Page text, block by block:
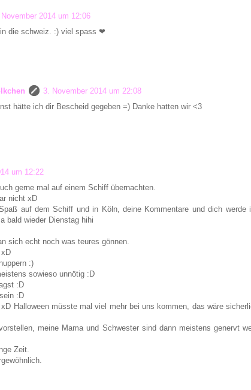
2014 um 12:06
die schweiz. :) viel spass ❤
3. November 2014 um 22:08
hätte ich dir Bescheid gegeben =) Danke hatten wir <3
um 12:22
gerne mal auf einem Schiff übernachten.
nicht xD
auf dem Schiff und in Köln, deine Kommentare und dich werde
bald wieder Dienstag hihi
sich echt noch was teures gönnen.
:)
sowieso unnötig :D
:D
:D
Halloween müsste mal viel mehr bei uns kommen, das wäre
meine Mama und Schwester sind dann meistens genervt
Zeit.